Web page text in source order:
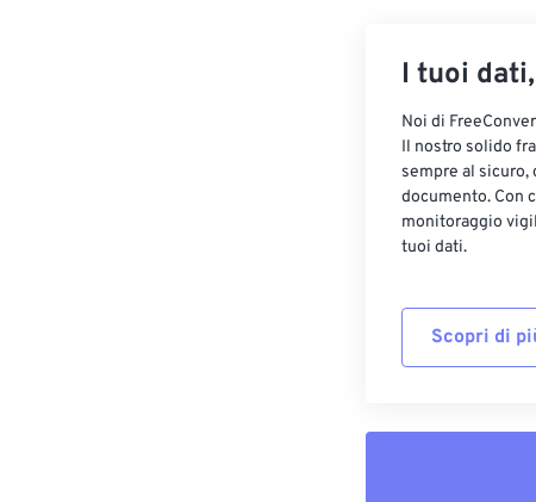
I tuoi
Noi di
Il nostro solido
sempre al sicuro,
documento. Con
monitoraggio
tuoi dati.
Scopri di